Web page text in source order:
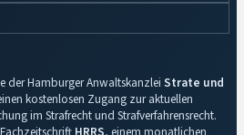
der Hamburger Anwaltskanzlei Strate und
kostenlosen Zugang zur aktuellen
im Strafrecht und Strafverfahrensrecht.